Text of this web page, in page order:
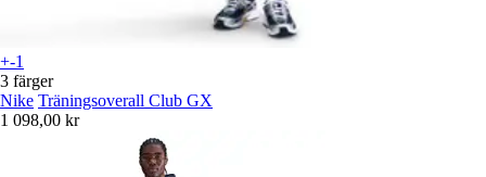
+-1
3 färger
Nike Träningsoverall Club GX
1 098,00 kr